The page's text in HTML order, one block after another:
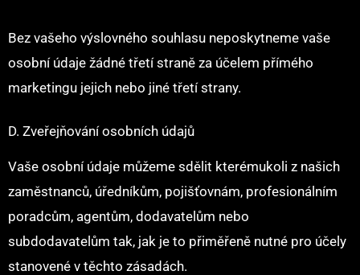
Bez vašeho výslovného souhlasu neposkytneme vaše
osobní údaje žádné třetí straně za účelem přímého
marketingu jejich nebo jiné třetí strany.
D. Zveřejňování osobních údajů
Vaše osobní údaje můžeme sdělit kterémukoli z našich
zaměstnanců, úředníkům, pojišťovnám, profesionálním
poradcům, agentům, dodavatelům nebo
subdodavatelům tak, jak je to přiměřeně nutné pro účely
stanovené v těchto zásadách.